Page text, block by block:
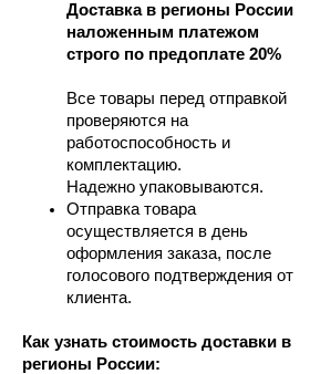
Доставка в регионы России
наложенным платежом
строго по предоплате 20%
Все товары перед отправкой
проверяются на
работоспособность и
комплектацию.
Надежно упаковываются.
Отправка товара
осуществляется в день
оформления заказа, после
голосового подтверждения от
клиента.
Как узнать стоимость доставки в
регионы России: